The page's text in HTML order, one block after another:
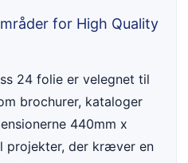
for High Quality
24 folie er velegnet til
brochurer, kataloger
440mm x
projekter, der kræver en